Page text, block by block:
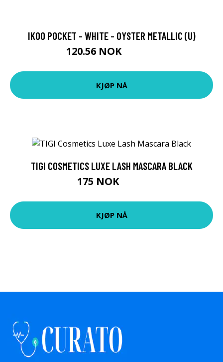
IKOO POCKET - WHITE - OYSTER METALLIC (U)
120.56 NOK
KJØP NÅ
TIGI COSMETICS LUXE LASH MASCARA BLACK
175 NOK
KJØP NÅ